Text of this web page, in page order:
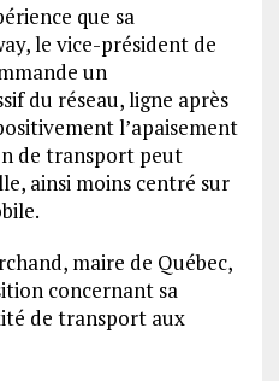
que sa
le vice-président de
un
du réseau, ligne après
l’apaisement
de transport peut
ainsi moins centré sur
maire de Québec,
concernant sa
de transport aux